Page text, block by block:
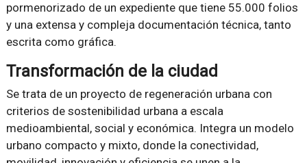
pormenorizado de un expediente que tiene 55.000 folios
y una extensa y compleja documentación técnica, tanto
escrita como gráfica.
Transformación de la ciudad
Se trata de un proyecto de regeneración urbana con
criterios de sostenibilidad urbana a escala
medioambiental, social y económica. Integra un modelo
urbano compacto y mixto, donde la conectividad,